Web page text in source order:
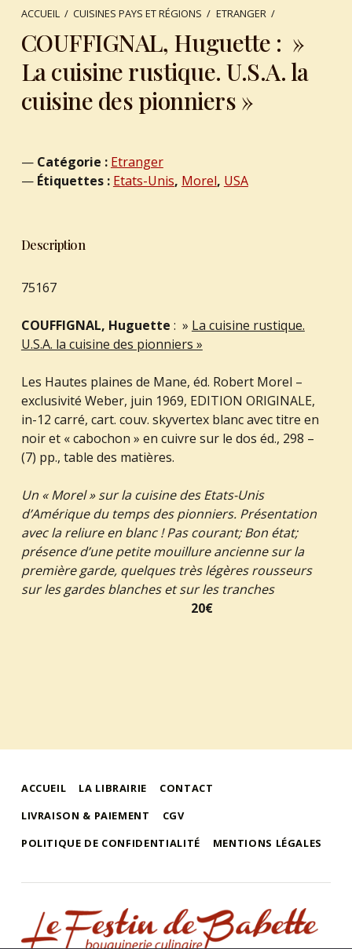
ACCUEIL / CUISINES PAYS ET RÉGIONS / ETRANGER /
COUFFIGNAL, Huguette : »
La cuisine rustique. U.S.A. la
cuisine des pionniers »
Catégorie : Etranger
Étiquettes : Etats-Unis, Morel, USA
Description
75167
COUFFIGNAL, Huguette : » La cuisine rustique.
U.S.A. la cuisine des pionniers »
Les Hautes plaines de Mane, éd. Robert Morel –
exclusivité Weber, juin 1969, EDITION ORIGINALE,
in-12 carré, cart. couv. skyvertex blanc avec titre en
noir et « cabochon » en cuivre sur le dos éd., 298 –
(7) pp., table des matières.
Un « Morel » sur la cuisine des Etats-Unis
d’Amérique du temps des pionniers. Présentation
avec la reliure en blanc ! Pas courant; Bon état;
présence d’une petite mouillure ancienne sur la
première garde, quelques très légères rousseurs
sur les gardes blanches et sur les tranches
20€
ACCUEIL LA LIBRAIRIE
CONTACT
LIVRAISON & PAIEMENT
CGV
POLITIQUE DE CONFIDENTIALITÉ
MENTIONS LÉGALES
le festin de babette
"LE FESTIN DE BABETTE" – BOUQUINERIE GASTRONOMIQUE